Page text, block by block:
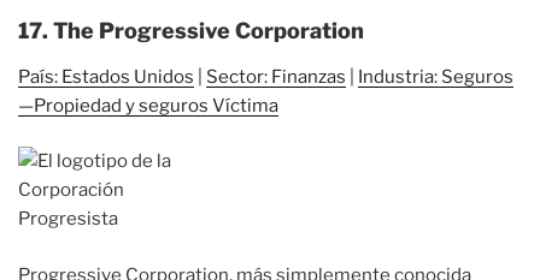
17. The Progressive Corporation
País: Estados Unidos Sector: Finanzas
Industria: Seguros
—Propiedad y seguros Víctima
Progressive Corporation, más simplemente conocida